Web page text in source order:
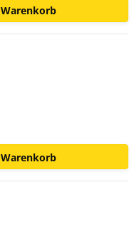
Warenkorb
Warenkorb